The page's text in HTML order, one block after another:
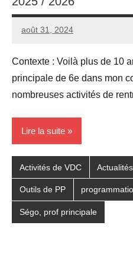
août 31, 2024
Seg0_La_Vraie
1
Contexte : Voilà plus de 10
principale de 6e dans mon
nombreuses activités de
Lire la suite
Activités de VDC Actualités
Outils de PP
Ségo, prof principale